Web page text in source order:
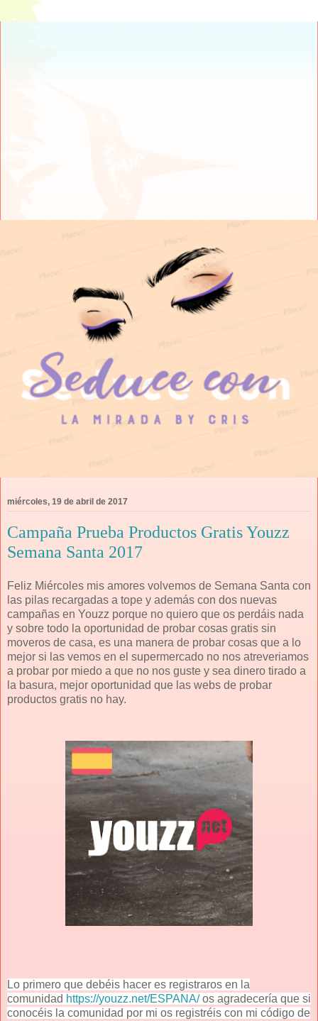
miércoles, 19 de abril de 2017
Campaña Prueba Productos Gratis Youzz
Semana Santa 2017
Feliz Miércoles mis amores volvemos de Semana Santa con
las pilas recargadas a tope y además con dos nuevas
campañas en Youzz porque no quiero que os perdáis nada
y sobre todo la oportunidad de probar cosas gratis sin
moveros de casa, es una manera de probar cosas que a lo
mejor si las vemos en el supermercado no nos atreveriamos
a probar por miedo a que no nos guste y sea dinero tirado a
la basura, mejor oportunidad que las webs de probar
productos gratis no hay.
Lo primero que debéis hacer es registraros en la
comunidad https://youzz.net/ESPANA/ os agradecería que si
conocéis la comunidad por mi os registréis con mi código de